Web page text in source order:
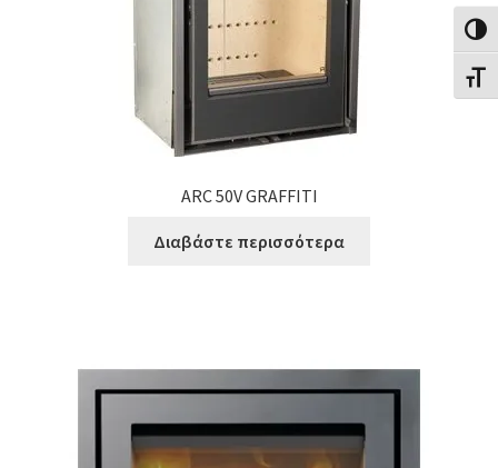
ARC 50V GRAFFITI
Διαβάστε περισσότερα